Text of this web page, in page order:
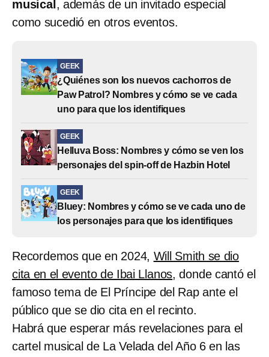
musical , además de un invitado especial
como sucedió en otros eventos.
GEEK
¿Quiénes son los nuevos cachorros de
Paw Patrol? Nombres y cómo se ve cada
uno para que los identifiques
GEEK
Helluva Boss: Nombres y cómo se ven los
personajes del spin-off de Hazbin Hotel
GEEK
Bluey: Nombres y cómo se ve cada uno de
los personajes para que los identifiques
Recordemos que en 2024, Will Smith se dio
cita en el evento de Ibai Llanos, donde cantó el
famoso tema de El Príncipe del Rap ante el
público que se dio cita en el recinto.
Habrá que esperar más revelaciones para el
cartel musical de La Velada del Año 6 en las